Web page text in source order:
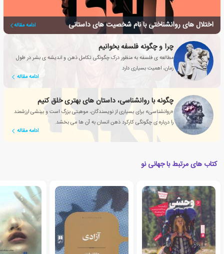
اختلال های روانشناختی با نام شخصیت های داستانی ادامه مقاله
چرا و چگونه فلسفه بخوانیم
مطالعه ی فلسفه به منظور درک چگونگی تکامل ذهن و اندیشه ی بشر در طول
زمان، اهمیت بسیاری دارد
ادامه مقاله
چگونه با روانشناسی، داستان های بهتری خلق کنیم
«روانشناسی» برای بسیاری از نویسندگان، موهبتی بزرگ است و بینشی ارزشمند
را درباره ی چگونگی کارکرد ذهن انسان به آن ها می بخشد.
ادامه مقاله
کتاب های مرتبط با جهانی نو